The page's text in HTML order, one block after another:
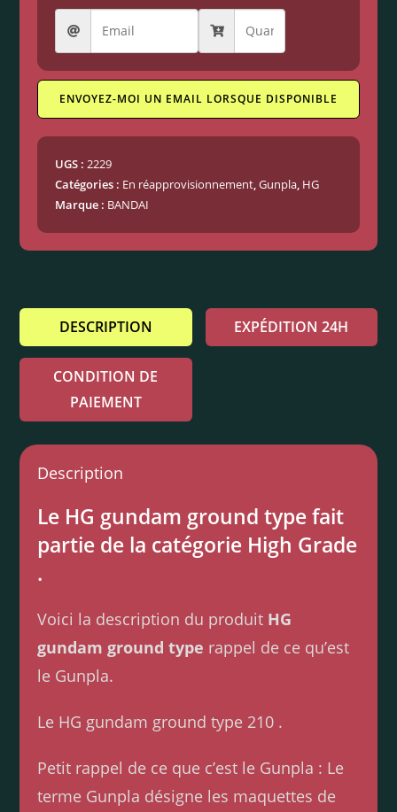
ENVOYEZ-MOI UN EMAIL LORSQUE DISPONIBLE
UGS :2229
Catégories : En réapprovisionnement,Gunpla, HG
Marque : BANDAI
DESCRIPTION EXPÉDITION 24H
CONDITION DE
PAIEMENT
Description
Le HG gundam ground type fait
partie de la catégorie High Grade
.
Voici la description du produit HG
gundam ground type rappel de ce qu’est
le Gunpla.
Le HG gundam ground type 210 .
Petit rappel de ce que c’est le Gunpla : Le
terme Gunpla désigne les maquettes de